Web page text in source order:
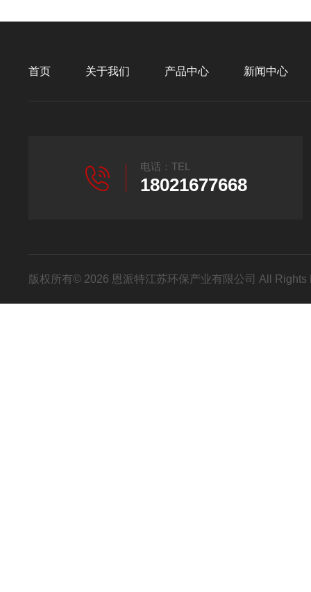
首页 关于我们 产品中心 新闻中心
电话：TEL
18021677668
版权所有© 2026 恩派特江苏环保产业有限公司 All